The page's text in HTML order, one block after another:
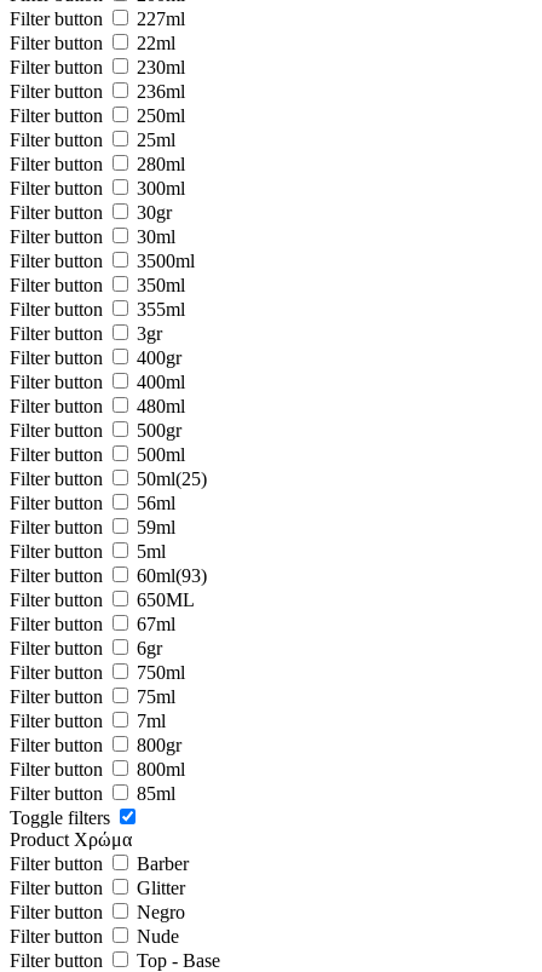
Filter button
227ml
Filter button
22ml
Filter button
230ml
Filter button
236ml
Filter button
250ml
Filter button
25ml
Filter button
280ml
Filter button
300ml
Filter button
30gr
Filter button
30ml
Filter button
3500ml
Filter button
350ml
Filter button
355ml
Filter button
3gr
Filter button
400gr
Filter button
400ml
Filter button
480ml
Filter button
500gr
Filter button
500ml
Filter button
50ml(25)
Filter button
56ml
Filter button
59ml
Filter button
5ml
Filter button
60ml(93)
Filter button
650ML
Filter button
67ml
Filter button
6gr
Filter button
750ml
Filter button
75ml
Filter button
7ml
Filter button
800gr
Filter button
800ml
Filter button
85ml
Toggle filters
Product Χρώμα
Filter button
Barber
Filter button
Glitter
Filter button
Negro
Filter button
Nude
Filter button
Top - Base